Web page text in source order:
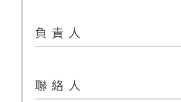
負 責 人
聯 絡 人